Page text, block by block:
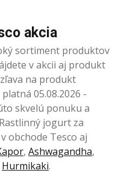
akcia
sortiment produktov
v akcii aj produkt
na produkt
05.08.2026 -
skvelú ponuku a
jogurt za
obchode Tesco aj
, Ashwagandha,
Hurmikaki.